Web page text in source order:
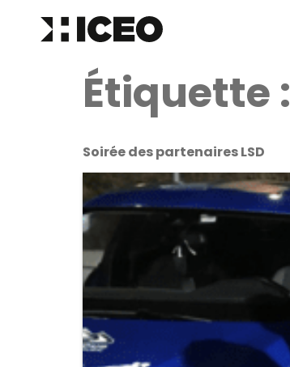
Étiquette :
Soirée des partenaires LSD